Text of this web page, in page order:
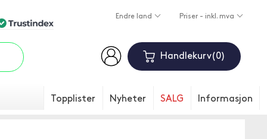
Endre land Priser - inkl. mva
Handlekurv 0
Topplister Nyheter SALG Informasjon